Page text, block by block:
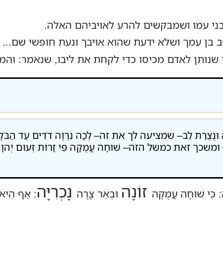
עמו ושמבקשים להרע לאויביהם האלה.
עמך ושלא ידעת שהוא אויבך ונעת חופשי שם...
שנותן לאדם מכיסו כדי לקחת את ליבו, שנאמר:
לֵב– שמציעה לך את זה– לְכָה נִרְוֶה דֹדִים עַד
זאת כמשל הזה– שׁוּחָה עֲמֻקָּה פִּי זָרוֹת זְעוּם
כִּי שׁוּחָה עֲמֻקָּה זוֹנָה וּבְאֵר צָרָה נָכְרִיָּה: אַף